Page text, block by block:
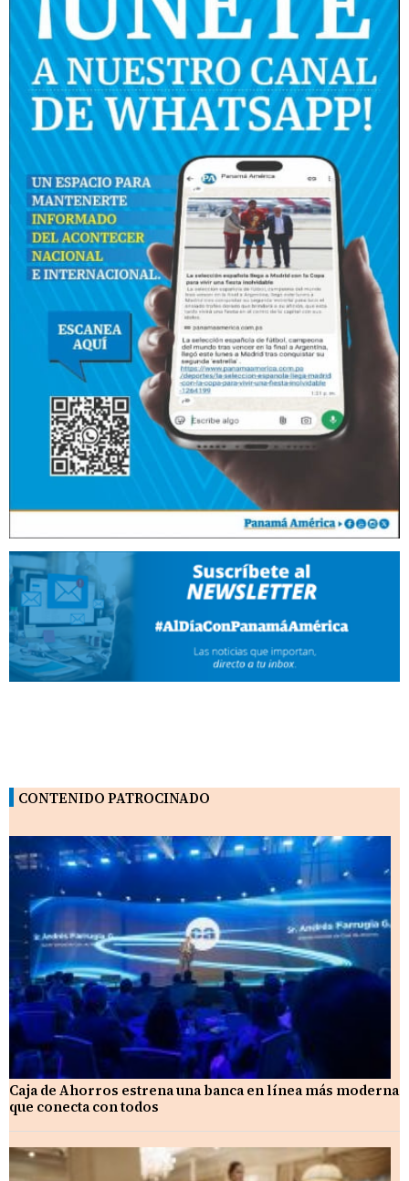
CONTENIDO PATROCINADO
Caja de Ahorros estrena una banca en línea más moderna
que conecta con todos